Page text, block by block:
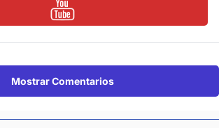
Mostrar Comentarios